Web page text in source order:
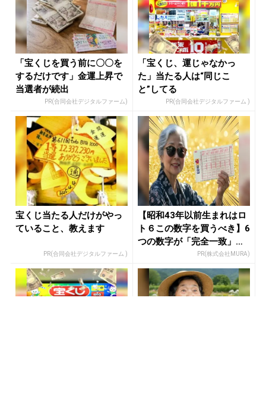
「宝くじを買う前に〇〇を
するだけです」金運上昇で
当選者が続出
PR(合同会社デジタルファーム)
「宝くじ、運じゃなかっ
た」当たる人は“同じこ
と”してる
PR(合同会社デジタルファーム )
宝くじ当たる人だけがやっ
ていること、教えます
PR(合同会社デジタルファーム )
【昭和43年以前生まれはロ
ト６この数字を買うべき】6
つの数字が「完全一致」す
PR(株式会社MURA)